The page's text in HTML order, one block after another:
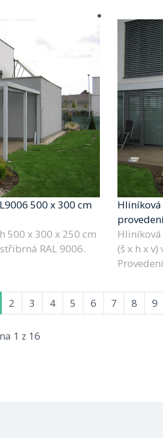
500 x 300 cm
500 x 300 x 250 cm
RAL 9006.
(š x h x
2 3 4 5 6 7 8 9
1 z 16